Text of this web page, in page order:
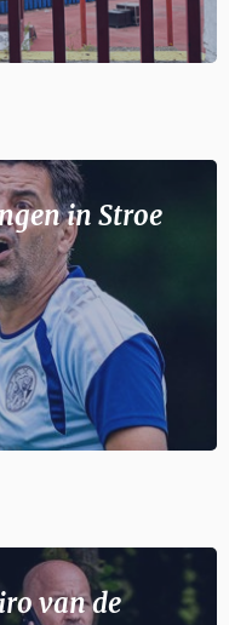
in Stroe
van de